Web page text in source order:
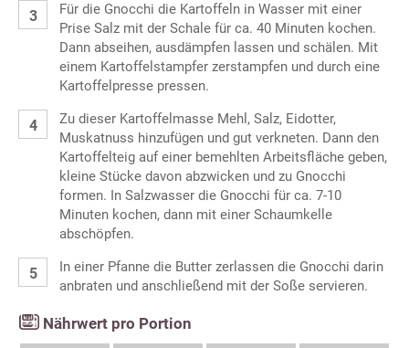
Für die Gnocchi die Kartoffeln in Wasser mit einer
Prise Salz mit der Schale für ca. 40 Minuten kochen.
Dann abseihen, ausdämpfen lassen und schälen. Mit
einem Kartoffelstampfer zerstampfen und durch eine
Kartoffelpresse pressen.
Zu dieser Kartoffelmasse Mehl, Salz, Eidotter,
Muskatnuss hinzufügen und gut verkneten. Dann den
Kartoffelteig auf einer bemehlten Arbeitsfläche geben,
kleine Stücke davon abzwicken und zu Gnocchi
formen. In Salzwasser die Gnocchi für ca. 7-10
Minuten kochen, dann mit einer Schaumkelle
abschöpfen.
In einer Pfanne die Butter zerlassen die Gnocchi darin
anbraten und anschließend mit der Soße servieren.
Nährwert pro Portion